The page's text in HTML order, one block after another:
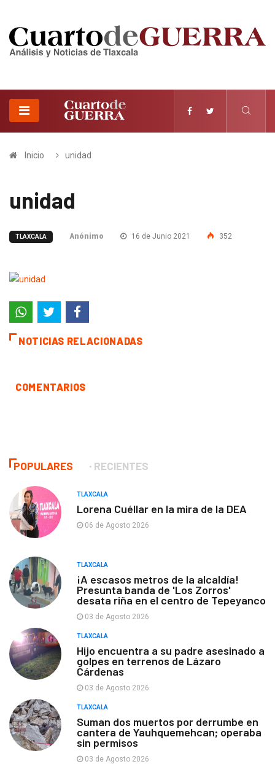
Inicio unidad
unidad
TLAXCALA Anónimo 16 de Junio 2021 352
NOTICIAS RELACIONADAS
COMENTARIOS
POPULARES RECIENTES
TLAXCALA
Lorena Cuéllar en la mira de la DEA
06 de Agosto 2026
TLAXCALA
¡A escasos metros de la alcaldía!
Presunta banda de 'Los Zorros'
desata riña en el centro de Tepeyanco
03 de Agosto 2026
TLAXCALA
Hijo encuentra a su padre asesinado a
golpes en terrenos de Lázaro
Cárdenas
03 de Agosto 2026
TLAXCALA
Suman dos muertos por derrumbe en
cantera de Yauhquemehcan; operaba
sin permisos
03 de Agosto 2026